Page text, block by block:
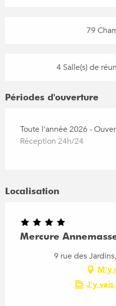
79
4 Salle(s) de
Périodes d'ouverture
Toute l'année 2026 -
Réception 24h/24
Localisation
Mercure
9 rue des
M'y
J'y